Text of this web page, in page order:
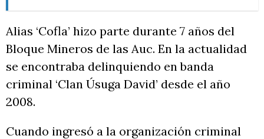
Alias ‘Cofla’ hizo parte durante 7 años del
Bloque Mineros de las Auc. En la actualidad
se encontraba delinquiendo en banda
criminal ‘Clan Úsuga David’ desde el año
2008.
Cuando ingresó a la organización criminal